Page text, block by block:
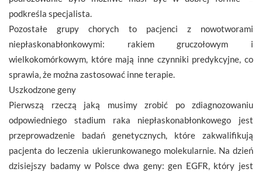
podkreśla specjalista.
Pozostałe grupy chorych to pacjenci z nowotworami
niepłaskonabłonkowymi: rakiem gruczołowym i
wielkokomórkowym, które mają inne czynniki predykcyjne, co
sprawia, że można zastosować inne terapie.
Uszkodzone geny
Pierwszą rzeczą jaką musimy zrobić po zdiagnozowaniu
odpowiedniego stadium raka niepłaskonabłonkowego jest
przeprowadzenie badań genetycznych, które zakwalifikują
pacjenta do leczenia ukierunkowanego molekularnie. Na dzień
dzisiejszy badamy w Polsce dwa geny: gen EGFR, który jest